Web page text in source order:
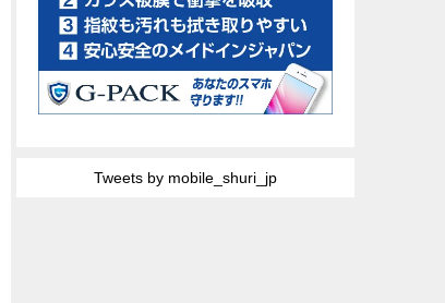
Tweets by mobile_shuri_jp